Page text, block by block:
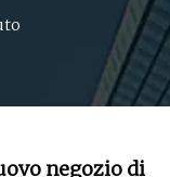
negozio di